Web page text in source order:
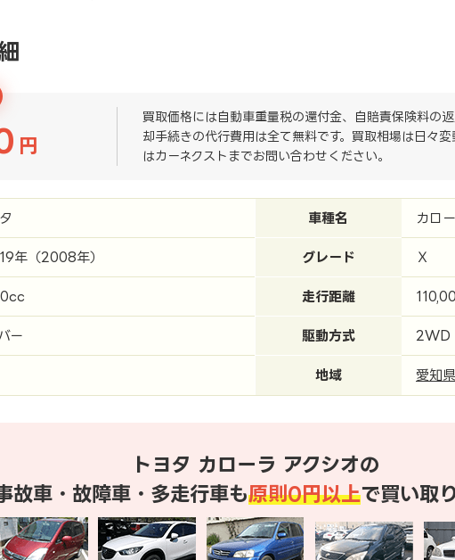
円
買取価格には自動車重量税の還付金、自賠責保険料の
却手続きの代行費用は全て無料です。買取相場は日々
はカーネクストまでお問い合わせください。
車種名 カロ
年（2008年） グレード Ｘ
走行距離
ー 駆動方式 2WD
地域 愛知県
トヨタ カローラ アクシオの
故車・故障車・多走行車も原則0円以上で買い取